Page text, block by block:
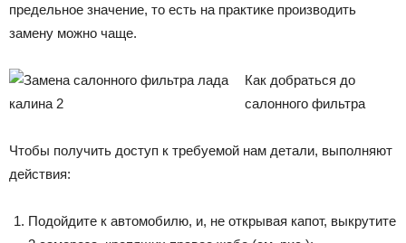
предельное значение, то есть на практике производить
замену можно чаще.
Как добраться до
салонного фильтра
Чтобы получить доступ к требуемой нам детали, выполняют
действия:
Подойдите к автомобилю, и, не открывая капот, выкрутите